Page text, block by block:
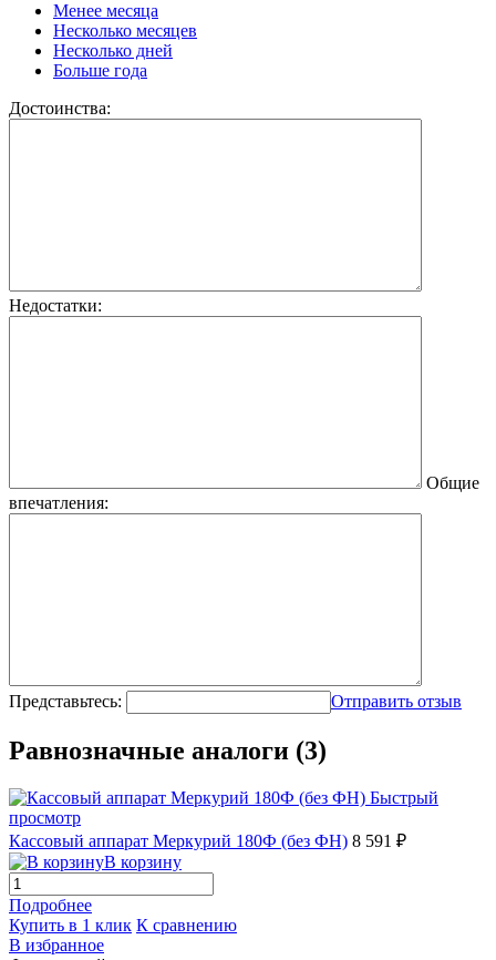
Менее месяца
Несколько месяцев
Несколько дней
Больше года
Достоинства:
Недостатки:
Общие
впечатления:
Представьтесь: Отправить отзыв
Равнозначные аналоги (3)
Быстрый
просмотр
Кассовый аппарат Меркурий 180Ф (без ФН) 8 591 ₽
В корзину
Подробнее
Купить в 1 клик К сравнению
В избранное